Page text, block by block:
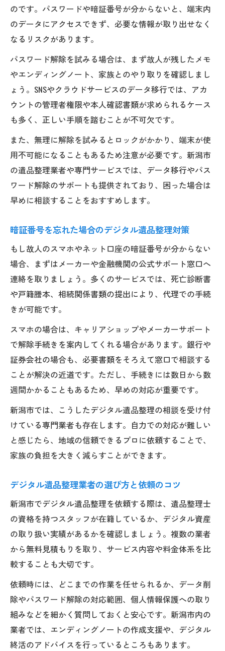
のです。パスワードや暗証番号が分からないと、端末内
のデータにアクセスできず、必要な情報が取り出せなく
なるリスクがあります。
パスワード解除を試みる場合は、まず故人が残したメモ
やエンディングノート、家族とのやり取りを確認しまし
ょう。SNSやクラウドサービスのデータ移行では、アカ
ウントの管理者権限や本人確認書類が求められるケース
も多く、正しい手順を踏むことが不可欠です。
また、無理に解除を試みるとロックがかかり、端末が使
用不可能になることもあるため注意が必要です。新潟市
の遺品整理業者や専門サービスでは、データ移行やパス
ワード解除のサポートも提供されており、困った場合は
早めに相談することをおすすめします。
暗証番号を忘れた場合のデジタル遺品整理対策
もし故人のスマホやネット口座の暗証番号が分からない
場合、まずはメーカーや金融機関の公式サポート窓口へ
連絡を取りましょう。多くのサービスでは、死亡診断書
や戸籍謄本、相続関係書類の提出により、代理での手続
きが可能です。
スマホの場合は、キャリアショップやメーカーサポート
で解除手続きを案内してくれる場合があります。銀行や
証券会社の場合も、必要書類をそろえて窓口で相談する
ことが解決の近道です。ただし、手続きには数日から数
週間かかることもあるため、早めの対応が重要です。
新潟市では、こうしたデジタル遺品整理の相談を受け付
けている専門業者も存在します。自力での対応が難しい
と感じたら、地域の信頼できるプロに依頼することで、
家族の負担を大きく減らすことができます。
デジタル遺品整理業者の選び方と依頼のコツ
新潟市でデジタル遺品整理を依頼する際は、遺品整理士
の資格を持つスタッフが在籍しているか、デジタル資産
の取り扱い実績があるかを確認しましょう。複数の業者
から無料見積もりを取り、サービス内容や料金体系を比
較することも大切です。
依頼時には、どこまでの作業を任せられるか、データ削
除やパスワード解除の対応範囲、個人情報保護への取り
組みなどを細かく質問しておくと安心です。新潟市内の
業者では、エンディングノートの作成支援や、デジタル
終活のアドバイスを行っているところもあります。